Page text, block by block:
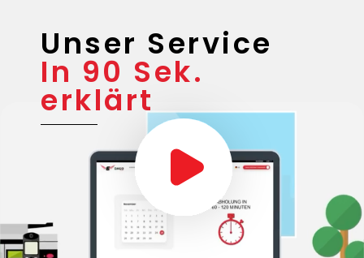
Unser Service
In 90 Sek.
erklärt